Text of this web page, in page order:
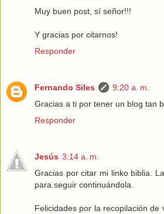
Muy buen post, sí señor!!!
Y gracias por citarnos!
Responder
Fernando Siles
9:20 a. m.
Gracias a ti por tener un blog tan
Responder
Jesús 3:14 a. m.
Gracias por citar mi linko biblia.
para seguir continuándola.
Felicidades por la recopilación de